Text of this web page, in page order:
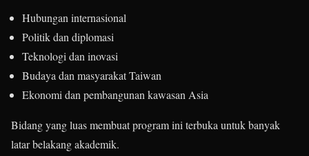
Hubungan internasional
Politik dan diplomasi
Teknologi dan inovasi
Budaya dan masyarakat Taiwan
Ekonomi dan pembangunan kawasan Asia
Bidang yang luas membuat program ini terbuka untuk banyak
latar belakang akademik.